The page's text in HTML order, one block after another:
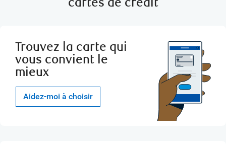
Trouvez la carte qui
vous convient le
mieux
Aidez-moi à choisir